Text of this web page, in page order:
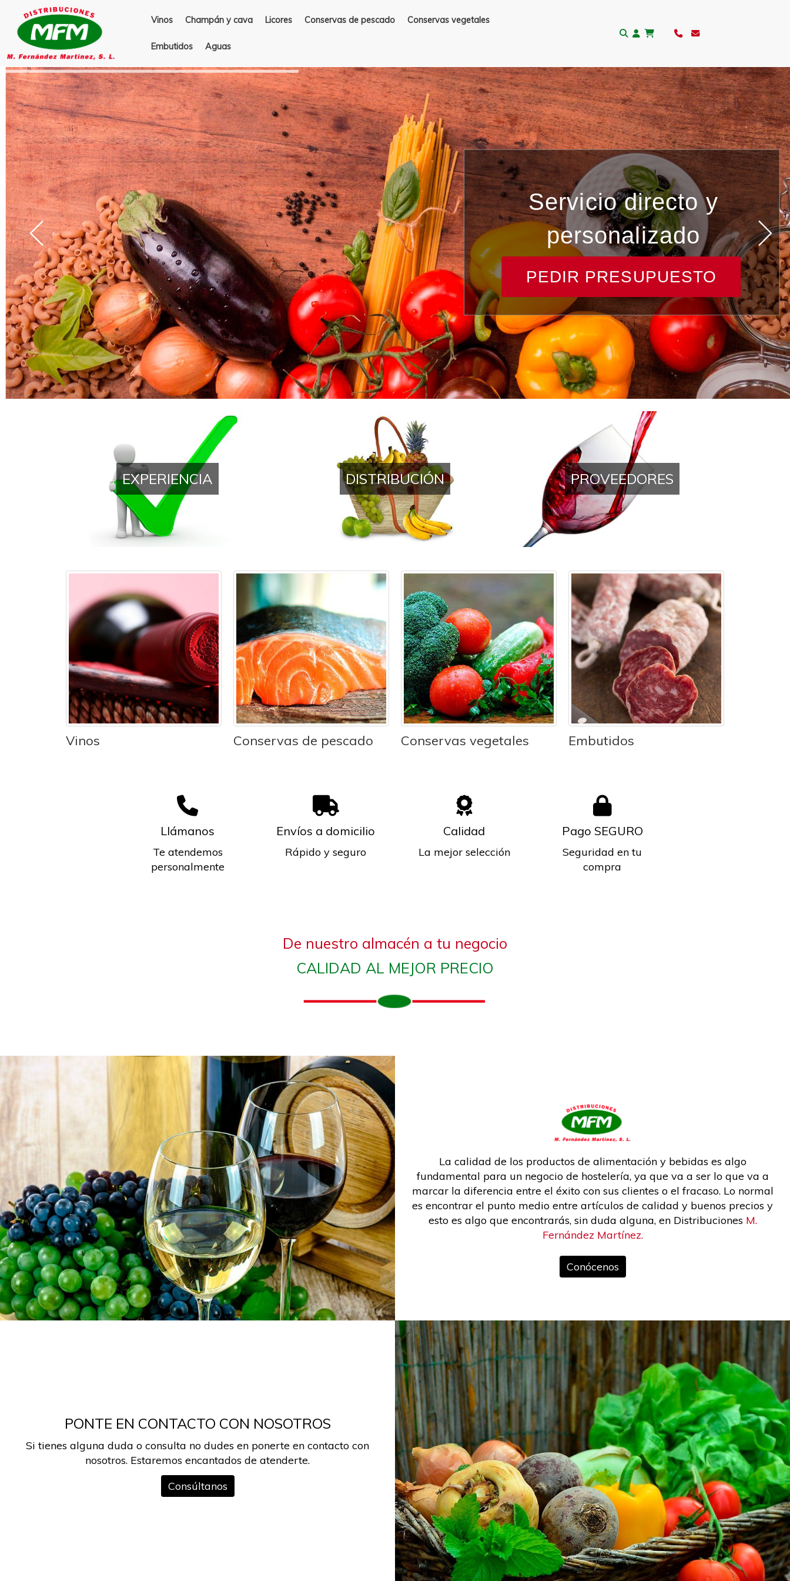
Vinos Champán y cava Licores Conservas de pescado Conservas vegetales
Embutidos Aguas
Servicio directo y
personalizado
PEDIR PRESUPUESTO
Distribuidora de comida y bebida
EXPERIENCIA DISTRIBUCIÓN PROVEEDORES
Vinos Conservas de pescado Conservas vegetales Embutidos
Llámanos
Te atendemos
personalmente
Envíos a domicilio
Rápido y seguro
Calidad
La mejor selección
Pago SEGURO
Seguridad en tu
compra
De nuestro almacén a tu negocio
CALIDAD AL MEJOR PRECIO
La calidad de los productos de alimentación y bebidas es algo
fundamental para un negocio de hostelería, ya que va a ser lo que va a
marcar la diferencia entre el éxito con sus clientes o el fracaso. Lo normal
es encontrar el punto medio entre artículos de calidad y buenos precios y
esto es algo que encontrarás, sin duda alguna, en Distribuciones M.
Fernández Martínez.
Conócenos
PONTE EN CONTACTO CON NOSOTROS
Si tienes alguna duda o consulta no dudes en ponerte en contacto con
nosotros. Estaremos encantados de atenderte.
Consúltanos